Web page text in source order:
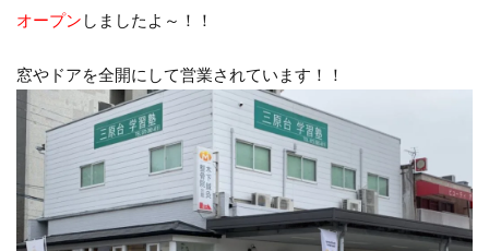
オープン しましたよ～！！
窓やドアを全開にして営業されています！！